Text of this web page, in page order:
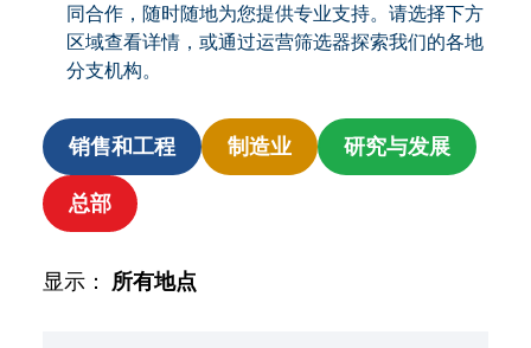
同合作，随时随地为您提供专业支持。请选择下方
区域查看详情，或通过运营筛选器探索我们的各地
分支机构。
销售和工程 制造业 研究与发展
总部
显示： 所有地点